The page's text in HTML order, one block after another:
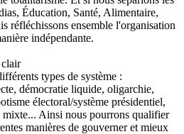
Éducation, Santé, Alimentaire,
réfléchissons ensemble l'organisation
indépendante.
types de système :
démocratie liquide, oligarchie,
électoral/système présidentiel,
mixte... Ainsi nous pourrons qualifier
manières de gouverner et mieux